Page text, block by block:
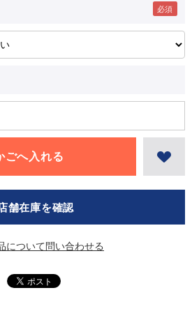
舗在庫を確認
について問い合わせる